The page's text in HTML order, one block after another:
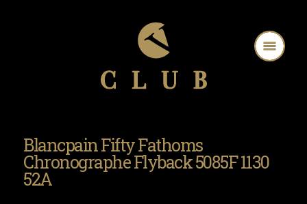
Blancpain Fifty Fathoms
Chronographe Flyback 5085F 1130
52A